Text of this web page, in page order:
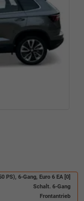
PS), 6-Gang, Euro 6 EA [0]
Schalt. 6-Gang
Frontantrieb